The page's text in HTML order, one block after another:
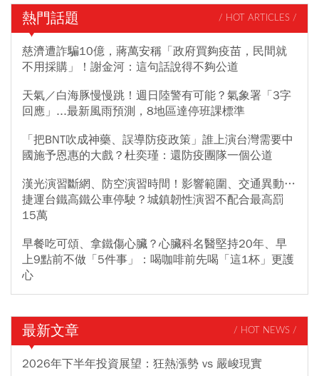
熱門話題 / HOT ARTICLES /
慈濟遭詐騙10億，蔣萬安稱「政府買夠疫苗，民間就
不用採購」！謝金河：這句話說得不夠公道
天氣／白海豚慢慢跳！週日陸警有可能？氣象署「3字
回應」...最新風雨預測，8地區達停班課標準
「把BNT吹成神藥、誤導防疫政策」誰上演台灣需要中
國施予恩惠的大戲？杜奕瑾：還防疫團隊一個公道
漢光演習斷網、防空演習時間！影響範圍、交通異動…
捷運台鐵高鐵公車停駛？城鎮韌性演習不配合最高罰
15萬
早餐吃可頌、拿鐵傷心臟？心臟科名醫堅持20年、早
上9點前不做「5件事」：喝咖啡前先喝「這1杯」更護
心
最新文章 / HOT NEWS /
2026年下半年投資展望：狂熱漲勢 vs 嚴峻現實